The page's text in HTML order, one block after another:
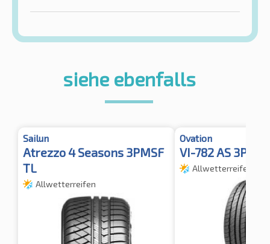
siehe ebenfalls
Sailun
Atrezzo 4 Seasons 3PMSF
TL
Allwetterreifen
Ovation
VI-782 AS
Allwetterreifen